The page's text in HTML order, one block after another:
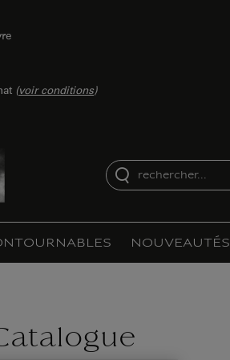
(voir conditions)
rechercher...
NOUVEAUTÉS